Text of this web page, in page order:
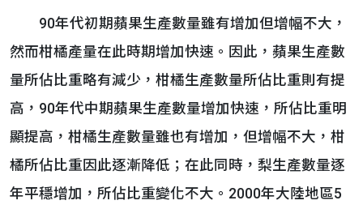
90年代初期蘋果生產數量雖有增加但增幅不大，
然而柑橘產量在此時期增加快速。因此，蘋果生產數
量所佔比重略有減少，柑橘生產數量所佔比重則有提
高，90年代中期蘋果生產數量增加快速，所佔比重明
顯提高，柑橘生產數量雖也有增加，但增幅不大，柑
橘所佔比重因此逐漸降低；在此同時，梨生產數量逐
年平穩增加，所佔比重變化不大。2000年大陸地區5